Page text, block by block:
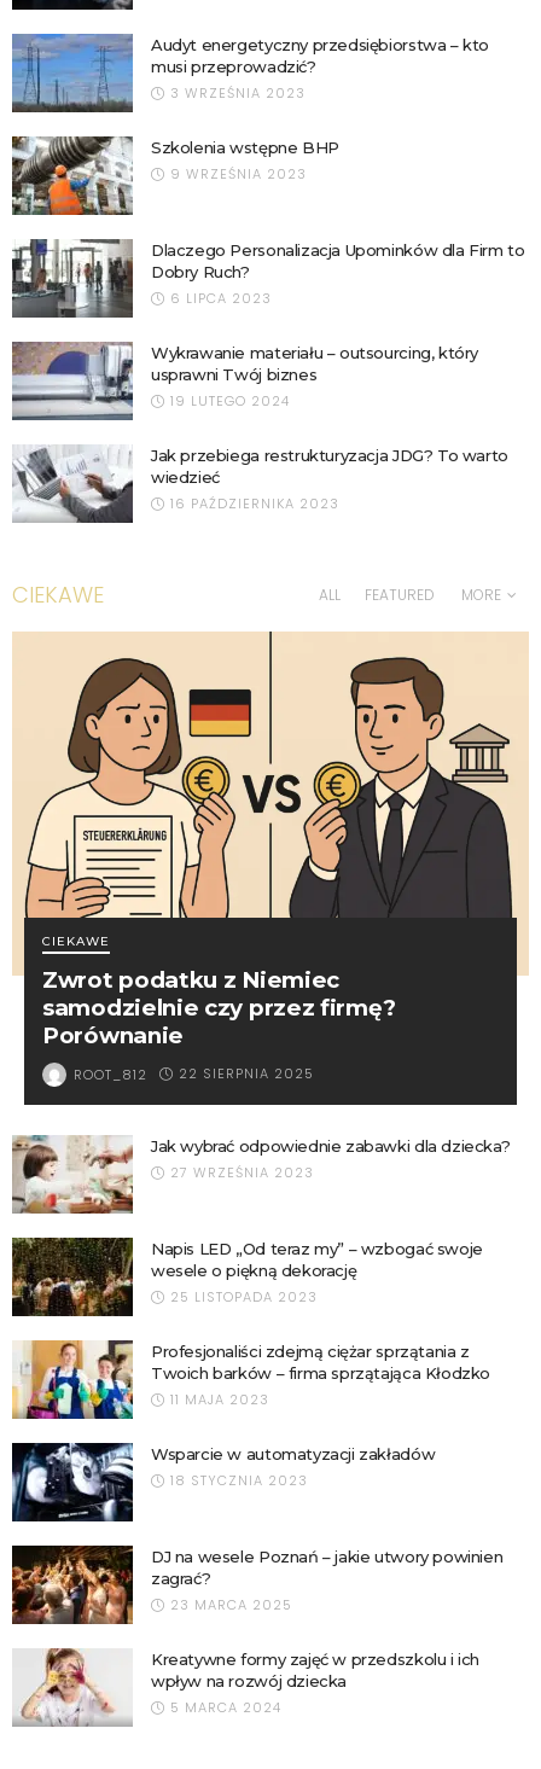
Audyt energetyczny przedsiębiorstwa – kto
musi przeprowadzić?
3 WRZEŚNIA 2023
Szkolenia wstępne BHP
9 WRZEŚNIA 2023
Dlaczego Personalizacja Upominków dla Firm to
Dobry Ruch?
6 LIPCA 2023
Wykrawanie materiału – outsourcing, który
usprawni Twój biznes
19 LUTEGO 2024
Jak przebiega restrukturyzacja JDG? To warto
wiedzieć
16 PAŹDZIERNIKA 2023
CIEKAWE ALL FEATURED MORE
CIEKAWE
Zwrot podatku z Niemiec
samodzielnie czy przez firmę?
Porównanie
ROOT_812 22 SIERPNIA 2025
Jak wybrać odpowiednie zabawki dla dziecka?
27 WRZEŚNIA 2023
Napis LED „Od teraz my” – wzbogać swoje
wesele o piękną dekorację
25 LISTOPADA 2023
Profesjonaliści zdejmą ciężar sprzątania z
Twoich barków – firma sprzątająca Kłodzko
11 MAJA 2023
Wsparcie w automatyzacji zakładów
18 STYCZNIA 2023
DJ na wesele Poznań – jakie utwory powinien
zagrać?
23 MARCA 2025
Kreatywne formy zajęć w przedszkolu i ich
wpływ na rozwój dziecka
5 MARCA 2024